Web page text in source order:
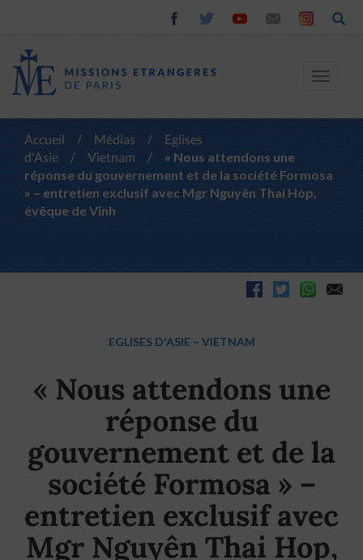
Toggle
Accueil / Médias /
Eglises
d'Asie
/ Vietnam /
« Nous attendons une
réponse du gouvernement et de la société Formosa
» – entretien exclusif avec Mgr Nguyên Thai Hop,
évêque de Vinh
EGLISES D'ASIE – VIETNAM
« Nous attendons une
réponse du
gouvernement et de la
société Formosa » –
entretien exclusif avec
Mgr Nguyên Thai Hop,